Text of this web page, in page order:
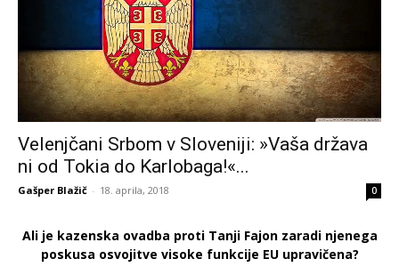
Velenjčani Srbom v Sloveniji: »Vaša država
ni od Tokia do Karlobaga!«...
Gašper Blažič - 18. aprila, 2018 0
Ali je kazenska ovadba proti Tanji Fajon zaradi njenega
poskusa osvojitve visoke funkcije EU upravičena?